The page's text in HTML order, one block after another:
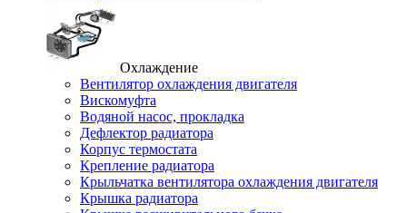
Охлаждение
Вентилятор охлаждения двигателя
Вискомуфта
Водяной насос, прокладка
Дефлектор радиатора
Корпус термостата
Крепление радиатора
Крыльчатка вентилятора охлаждения двигателя
Крышка радиатора